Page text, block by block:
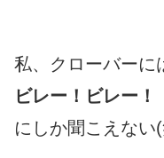
私、クローバーに
ビレー！ビレー！
にしか聞こえない